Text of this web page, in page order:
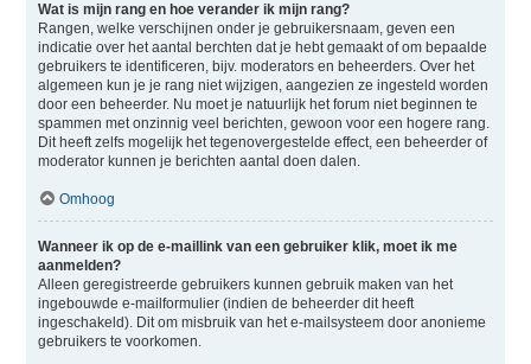
Wat is mijn rang en hoe verander ik mijn rang?
Rangen, welke verschijnen onder je gebruikersnaam, geven een
indicatie over het aantal berchten dat je hebt gemaakt of om bepaalde
gebruikers te identificeren, bijv. moderators en beheerders. Over het
algemeen kun je je rang niet wijzigen, aangezien ze ingesteld worden
door een beheerder. Nu moet je natuurlijk het forum niet beginnen te
spammen met onzinnig veel berichten, gewoon voor een hogere rang.
Dit heeft zelfs mogelijk het tegenovergestelde effect, een beheerder of
moderator kunnen je berichten aantal doen dalen.
Omhoog
Wanneer ik op de e-maillink van een gebruiker klik, moet ik me
aanmelden?
Alleen geregistreerde gebruikers kunnen gebruik maken van het
ingebouwde e-mailformulier (indien de beheerder dit heeft
ingeschakeld). Dit om misbruik van het e-mailsysteem door anonieme
gebruikers te voorkomen.